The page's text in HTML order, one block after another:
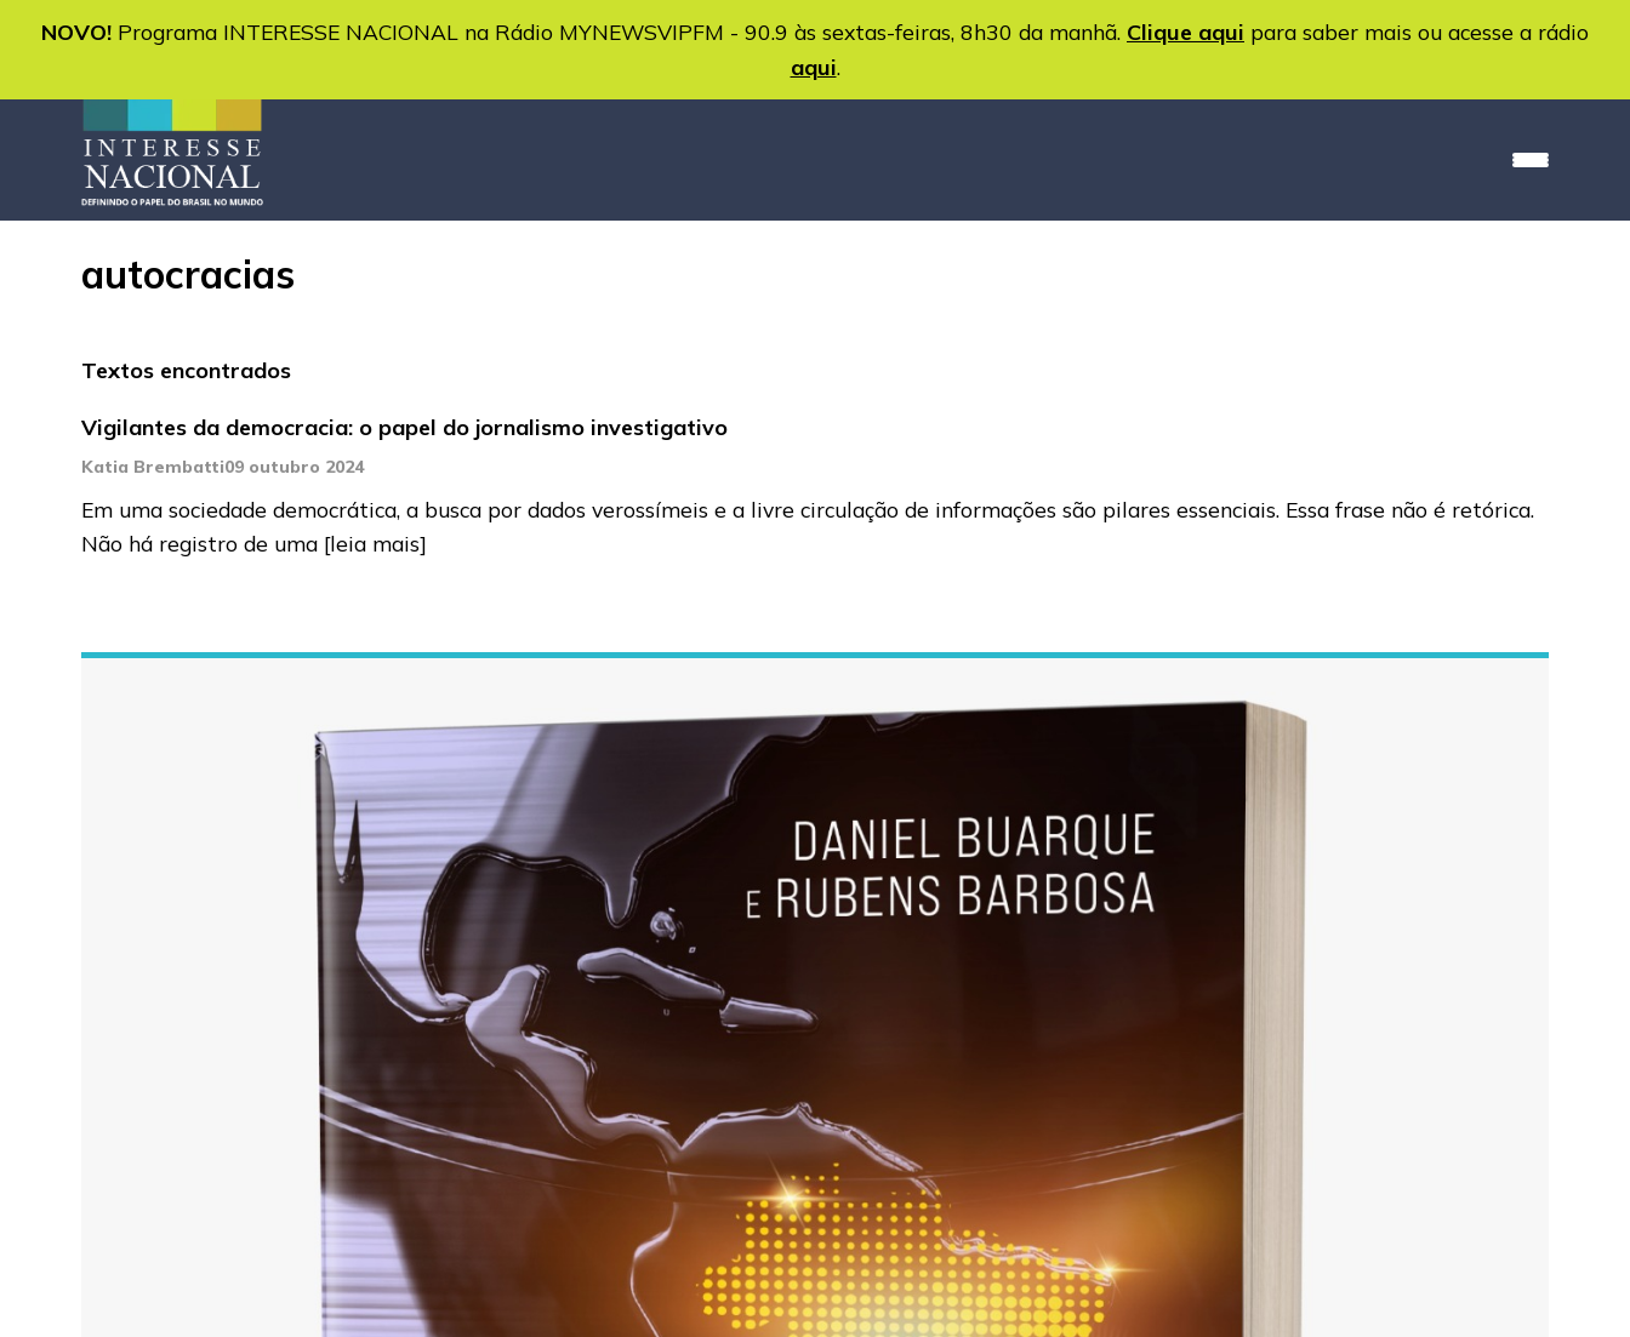
NOVO! Programa INTERESSE NACIONAL na Rádio MYNEWSVIPFM - 90.9 às sextas-feiras, 8h30 da manhã. Clique aqui para saber mais ou acesse a rádio
aqui.
autocracias
Textos encontrados
Vigilantes da democracia: o papel do jornalismo investigativo
Katia Brembatti09 outubro 2024
Em uma sociedade democrática, a busca por dados verossímeis e a livre circulação de informações são pilares essenciais. Essa frase não é retórica.
Não há registro de uma [leia mais]